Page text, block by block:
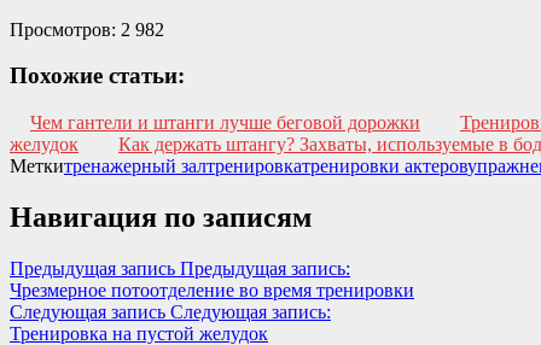
Просмотров: 2 982
Похожие статьи:
Чем гантели и штанги лучше беговой дорожки
желудок
Как держать штангу? Захваты, используемые в
Меткитренажерный залтренировкатренировки актеров
Навигация по записям
Предыдущая запись Предыдущая запись:
Чрезмерное потоотделение во время тренировки
Следующая запись Следующая запись:
Тренировка на пустой желудок